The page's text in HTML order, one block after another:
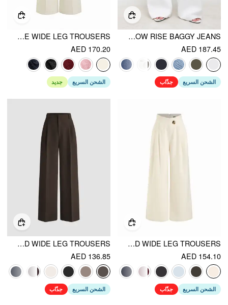
DENIM LOW RISE BAGGY JEANS
AED 187.45
الشحن السريع جذّاب
TWEED MID RISE WIDE LEG TROUSERS
AED 170.20
الشحن السريع جديد
HIGH RISE METAL BUTTON PLEATED WIDE LEG TROUSERS
AED 154.10
الشحن السريع جذّاب
MID RISE PLEATED WIDE LEG TROUSERS
AED 136.85
الشحن السريع جذّاب